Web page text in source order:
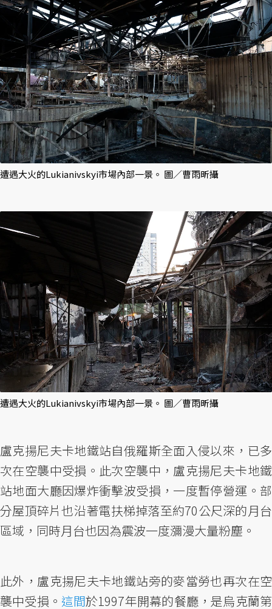
遭遇大火的Lukianivskyi市場內部一景。 圖／曹雨昕攝
遭遇大火的Lukianivskyi市場內部一景。 圖／曹雨昕攝
盧克揚尼夫卡地鐵站自俄羅斯全面入侵以來，已多
次在空襲中受損。此次空襲中，盧克揚尼夫卡地鐵
站地面大廳因爆炸衝擊波受損，一度暫停營運。部
分屋頂碎片也沿著電扶梯掉落至約70公尺深的月台
區域，同時月台也因為震波一度瀰漫大量粉塵。
此外，盧克揚尼夫卡地鐵站旁的麥當勞也再次在空
襲中受損。 這間於1997年開幕的餐廳，是烏克蘭第